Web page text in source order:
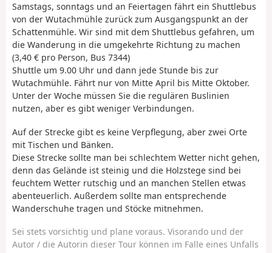
Samstags, sonntags und an Feiertagen fährt ein Shuttlebus
von der Wutachmühle zurück zum Ausgangspunkt an der
Schattenmühle. Wir sind mit dem Shuttlebus gefahren, um
die Wanderung in die umgekehrte Richtung zu machen
(3,40 € pro Person, Bus 7344)
Shuttle um 9.00 Uhr und dann jede Stunde bis zur
Wutachmühle. Fährt nur von Mitte April bis Mitte Oktober.
Unter der Woche müssen Sie die regulären Buslinien
nutzen, aber es gibt weniger Verbindungen.
Auf der Strecke gibt es keine Verpflegung, aber zwei Orte
mit Tischen und Bänken.
Diese Strecke sollte man bei schlechtem Wetter nicht gehen,
denn das Gelände ist steinig und die Holzstege sind bei
feuchtem Wetter rutschig und an manchen Stellen etwas
abenteuerlich. Außerdem sollte man entsprechende
Wanderschuhe tragen und Stöcke mitnehmen.
Sei stets vorsichtig und plane voraus. Visorando und der
Autor / die Autorin dieser Tour können im Falle eines Unfalls